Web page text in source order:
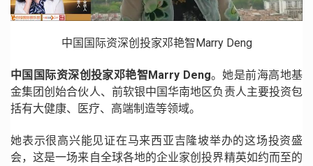
中国国际资深创投家邓艳智Marry Deng
中国国际资深创投家邓艳智Marry Deng。她是前海高地基
金集团创始合伙人、前软银中国华南地区负责人主要投资包
括有大健康、医疗、高端制造等领域。
她表示很高兴能见证在马来西亚吉隆坡举办的这场投资盛
会，这是一场来自全球各地的企业家创投界精英如约而至的